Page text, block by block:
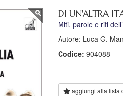
DI UN'ALTRA
Miti, parole e riti
Autore: Luca G.
Codice: 904088
aggiungi allalista